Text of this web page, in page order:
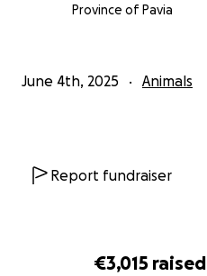
€3,015 raised
Province of Pavia
June 4th, 2025 Animals
Report fundraiser